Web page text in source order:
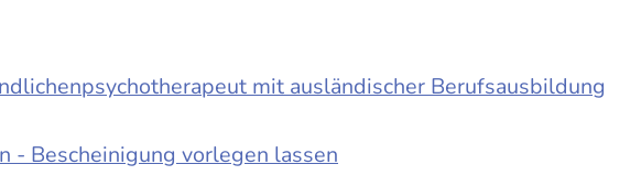
mit ausländischer Berufsausbildung
- Bescheinigung vorlegen lassen